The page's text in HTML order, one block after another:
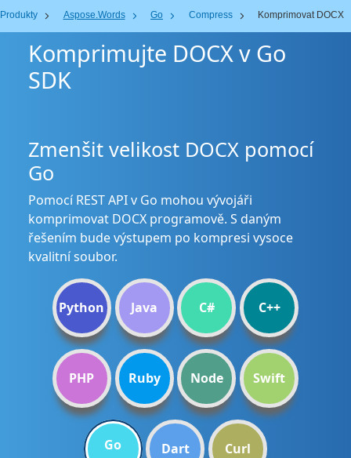
Produkty Aspose.Words Go Compress Komprimovat DOCX
Komprimujte DOCX v Go
SDK
Zmenšit velikost DOCX pomocí
Go
Pomocí REST API v Go mohou vývojáři
komprimovat DOCX programově. S daným
řešením bude výstupem po kompresi vysoce
kvalitní soubor.
Python Java C# C++
PHP Ruby Node Swift
Go Dart Curl